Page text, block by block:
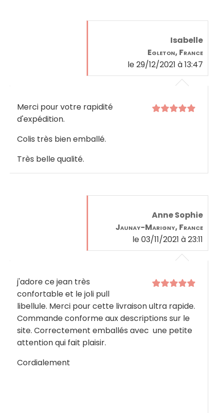
Isabelle
Egleton, France
le 29/12/2021 à 13:47
Merci pour votre rapidité
d'expédition.
Colis très bien emballé.
Très belle qualité.
Anne Sophie
Jaunay-Marigny, France
le 03/11/2021 à 23:11
j'adore ce jean très
confortable et le joli pull
libellule. Merci pour cette livraison ultra rapide.
Commande conforme aux descriptions sur le
site. Correctement emballés avec une petite
attention qui fait plaisir.
Cordialement